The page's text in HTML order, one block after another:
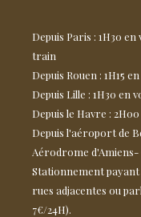
Depuis Paris : 1H30 en
train
Depuis Rouen : 1H15
Depuis Lille : 1H30 en
Depuis le Havre :
Depuis l'aéroport de
Aérodrome d'Amiens-
Stationnement payant
rues adjacentes ou
7€/24H).